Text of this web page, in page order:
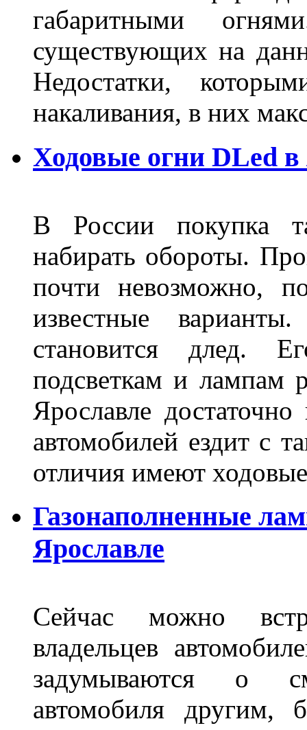
габаритными
существующих на
Недостатки,
накаливания, в них
Ходовые огни DLed в
В России покупка
набирать обороты.
почти невозможно,
известные
становится длед.
подсветкам и лампам
Ярославле
автомобилей ездит с
отличия имеют
Газонаполненные
Ярославле
Сейчас можно
владельцев
задумываются о
автомобиля другим,